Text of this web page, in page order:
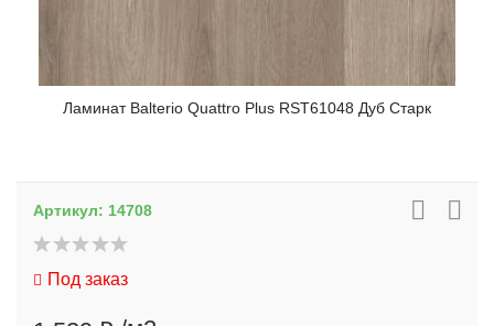
Ламинат Balterio Quattro Plus RST61048 Дуб Старк
Артикул: 14708
Под заказ